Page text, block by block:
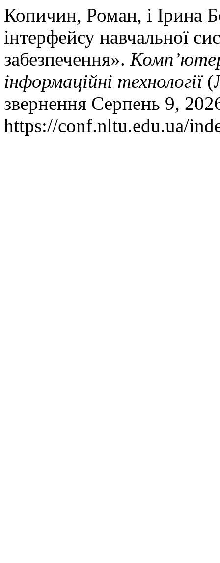
Копичин, Роман, і Ірина
інтерфейсу навчальної
забезпечення».
інформаційні технології
звернення Серпень 9,
https://conf.nltu.edu.ua/